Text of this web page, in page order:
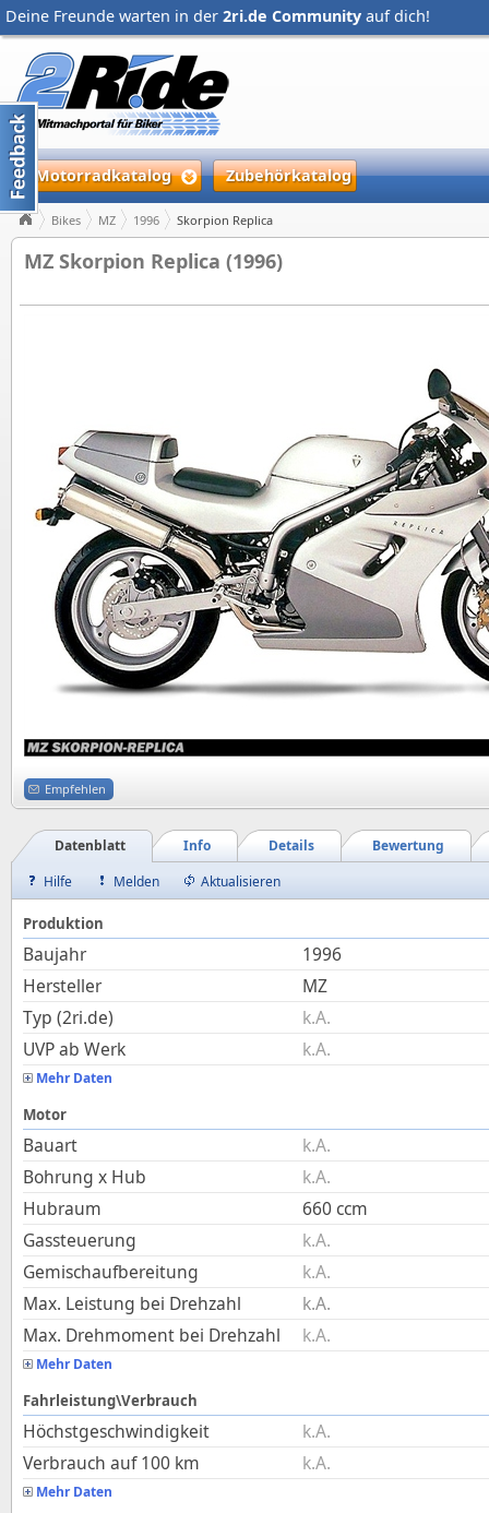
Deine Freunde warten in der 2ri.de Community auf dich!
Motorradkatalog Zubehörkatalog
Bikes MZ 1996 Skorpion Replica
MZ Skorpion Replica (1996)
Empfehlen
Bewertung
Details
Info
Datenblatt
Hilfe
Melden Aktualisieren
Produktion
Baujahr
1996
Hersteller
MZ
Typ (2ri.de)
k.A.
UVP ab Werk
k.A.
Mehr Daten
Motor
Bauart
k.A.
Bohrung x Hub
k.A.
Hubraum
660 ccm
Gassteuerung
k.A.
Gemischaufbereitung
k.A.
Max. Leistung bei Drehzahl
k.A.
Max. Drehmoment bei Drehzahl
k.A.
Mehr Daten
Fahrleistung\Verbrauch
Höchstgeschwindigkeit
k.A.
Verbrauch auf 100 km
k.A.
Mehr Daten